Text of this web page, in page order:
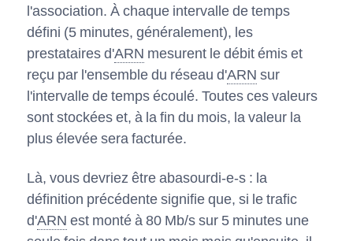
l'association. À chaque intervalle de temps
défini (5 minutes, généralement), les
prestataires d'ARN mesurent le débit émis et
reçu par l'ensemble du réseau d'ARN sur
l'intervalle de temps écoulé. Toutes ces valeurs
sont stockées et, à la fin du mois, la valeur la
plus élevée sera facturée.
Là, vous devriez être abasourdi-e-s : la
définition précédente signifie que, si le trafic
d'ARN est monté à 80 Mb/s sur 5 minutes une